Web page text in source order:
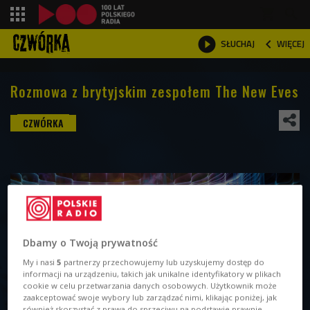
 SŁUCHAJ  WIĘCEJ

Rozmowa z brytyjskim zespołem The New Eves
Dbamy o Twoją prywatność
My i nasi5 partnerzy przechowujemy lub uzyskujemy dostęp do
informacji na urządzeniu, takich jak unikalne identyfikatory w plikach
cookie w celu przetwarzania danych osobowych. Użytkownik może
zaakceptować swoje wybory lub zarządzać nimi, klikając poniżej, jak